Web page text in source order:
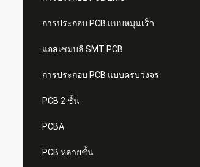
การประกอบ PCB แบบหมุนเร็ว
แอสเซมบลี SMT PCB
การประกอบ PCB แบบครบวงจร
PCB 2 ชั้น
PCBA
PCB หลายชั้น